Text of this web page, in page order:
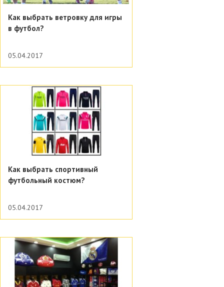
Как выбрать ветровку для игры
в футбол?
05.04.2017
Как выбрать спортивный
футбольный костюм?
05.04.2017